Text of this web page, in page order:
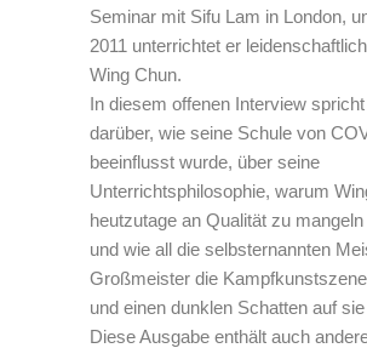
Seminar mit Sifu Lam in London,
2011 unterrichtet er
Wing Chun.
In diesem offenen Interview
darüber, wie seine Schule von
beeinflusst wurde, über seine
Unterrichtsphilosophie, warum
heutzutage an Qualität zu
und wie all die selbsternannten
Großmeister die
und einen dunklen Schatten auf
Diese Ausgabe enthält auch